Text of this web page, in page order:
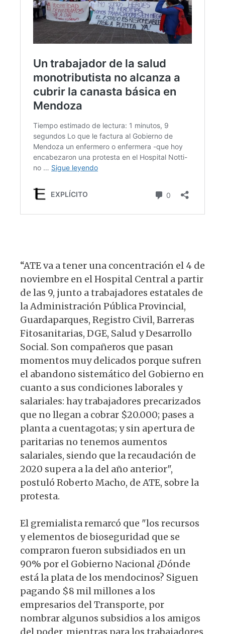
“ATE va a tener una concentración el 4 de
noviembre en el Hospital Central a partir
de las 9, junto a trabajadores estatales de
la Administración Pública Provincial,
Guardaparques, Registro Civil, Barreras
Fitosanitarias, DGE, Salud y Desarrollo
Social. Son compañeros que pasan
momentos muy delicados porque sufren
el abandono sistemático del Gobierno en
cuanto a sus condiciones laborales y
salariales: hay trabajadores precarizados
que no llegan a cobrar $20.000; pases a
planta a cuentagotas; y sin apertura de
paritarias no tenemos aumentos
salariales, siendo que la recaudación de
2020 supera a la del año anterior",
postuló Roberto Macho, de ATE, sobre la
protesta.
El gremialista remarcó que "los recursos
y elementos de bioseguridad que se
compraron fueron subsidiados en un
90% por el Gobierno Nacional ¿Dónde
está la plata de los mendocinos? Siguen
pagando $8 mil millones a los
empresarios del Transporte, por
nombrar algunos subsidios a los amigos
del poder, mientras para los trabajadores